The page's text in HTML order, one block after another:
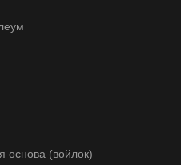
основа (войлок)